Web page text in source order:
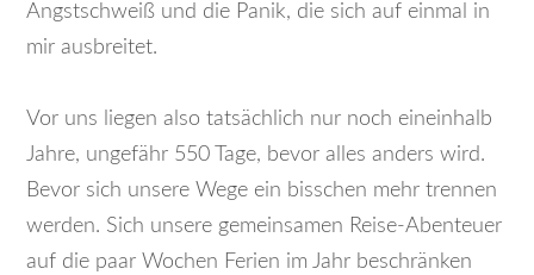
Angstschweiß und die Panik, die sich auf einmal in
mir ausbreitet.
Vor uns liegen also tatsächlich nur noch eineinhalb
Jahre, ungefähr 550 Tage, bevor alles anders wird.
Bevor sich unsere Wege ein bisschen mehr trennen
werden. Sich unsere gemeinsamen Reise-Abenteuer
auf die paar Wochen Ferien im Jahr beschränken